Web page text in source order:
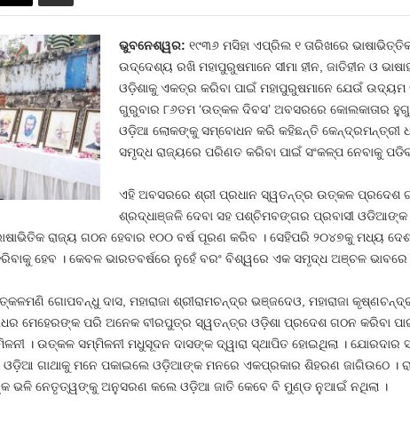
ଭୁବନେଶ୍ୱର: ୧୯୩୬ ମସିହା ଏପ୍ରିଲ ୧ ତାରିଖରେ
ଉଦ୍ଦେଶ୍ୟ ରଖି ମହାପୁରୁଷମାନେ ସୀମା ହୀନ, ଜାତିହୀନ ଓ
ଓଡ଼ିଶାକୁ ଏକତ୍ର କରିବା ପାଇଁ ମହାପୁରୁଷମାନେ ଯେଉଁ ଉଦ୍ୟମ
ଗୁରୁବାର ୮୬ତମ ‘ଉତ୍କଳ ଦିବସ’ ଅବସରରେ କୋଲକାତାର
ଓଡ଼ିଆ ଲୋକଙ୍କୁ ସମ୍ବୋଧନ କରି କହିଛନ୍ତି କେନ୍ଦ୍ରମନ୍ତ୍ରୀ
ସମୃଦ୍ଧ ରାଜ୍ୟରେ ପରିଣତ କରିବା ପାଇଁ ସଂକଳ୍ପ ନେବାକୁ
ଏହି ଅବସରରେ ଶ୍ରୀ ପ୍ରଧାନ ସ୍ୱତନ୍ତ୍ର ଉତ୍କଳ ପ୍ରଦେଶ
ଶ୍ରଦ୍ଧାଞ୍ଜଳି ଦେବା ସହ ପଶ୍ଚିମବଙ୍ଗର ପ୍ରବାସୀ ଓଡିଆଙ୍କ
ରାଜ୍ୟ ଗଠନ ହେବାର ୧୦୦ ବର୍ଷ ପୂରଣ କରିବ । ସେହିପରି ୨୦୪୭କୁ ମଧ୍ୟ ଦେଶ
ହେବ । କେବଳ ଭାରତବର୍ଷରେ ନୁହେଁ ବରଂ ବିଶ୍ୱରେ ଏକ ସମୃଦ୍ଧ ଅଞ୍ଚଳ
ଗୋପବନ୍ଧୁ ଦାସ, ମହାରାଜା ଶ୍ରୀରାମଚନ୍ଦ୍ର ଭଞ୍ଜଦେଓ, ମହାରାଜା
ମେହେରଙ୍କ ପରି ଅନେକ ବୀରପୁତ୍ର ସ୍ୱତନ୍ତ୍ର ଓଡ଼ିଶା ପ୍ରଦେଶ ଗଠନ କରିବା
। ଉତ୍କଳ ସମ୍ମିଳନୀ ମଧୁସୂଦନ ଦାସଙ୍କ ଦ୍ୱାରା ସ୍ଥାପିତ ହୋଇଥିଲା । ଯୋରଦାର
ଗାଥାକୁ ମନେ ପକାଇଲେ ଓଡ଼ିଆଙ୍କ ମନରେ ଏକପ୍ରକାର ଶିହରଣ ଜାଗିଉଠେ ।
ଭଳି ନେତୃତ୍ୱଙ୍କୁ ଅନୁସରଣ କଲେ ଓଡ଼ିଆ ଜାତି କେବେ ବି ମୁଣ୍ଡ ନୁଆଇଁ ନଥିଲା ।